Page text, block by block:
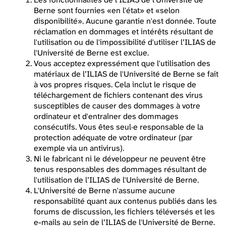
Berne sont fournies «en l'état» et «selon
disponibilité». Aucune garantie n'est donnée. Toute
réclamation en dommages et intérêts résultant de
l'utilisation ou de l'impossibilité d'utiliser l’ILIAS de
l'Université de Berne est exclue.
Vous acceptez expressément que l'utilisation des
matériaux de l’ILIAS de l'Université de Berne se fait
à vos propres risques. Cela inclut le risque de
téléchargement de fichiers contenant des virus
susceptibles de causer des dommages à votre
ordinateur et d'entraîner des dommages
consécutifs. Vous êtes seul·e responsable de la
protection adéquate de votre ordinateur (par
exemple via un antivirus).
Ni le fabricant ni le développeur ne peuvent être
tenus responsables des dommages résultant de
l'utilisation de l’ILIAS de l'Université de Berne.
L'Université de Berne n'assume aucune
responsabilité quant aux contenus publiés dans les
forums de discussion, les fichiers téléversés et les
e-mails au sein de l’ILIAS de l'Université de Berne.